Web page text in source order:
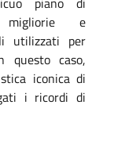
migliorie e
utilizzati per
questo caso,
iconica di
i ricordi di